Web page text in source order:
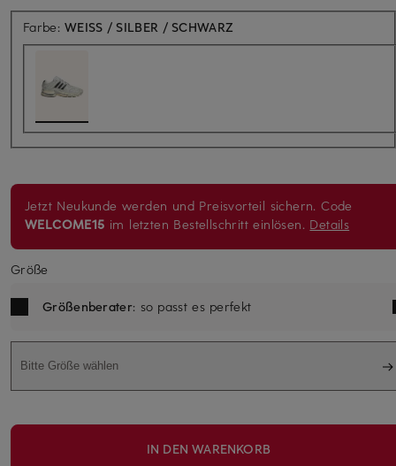
Farbe:WEISS / SILBER / SCHWARZ
Jetzt Neukunde werden und Preisvorteil sichern. Code
WELCOME15 im letzten Bestellschritt einlösen. Details
Größe
Größenberater: so passt es perfekt
Bitte Größe wählen
IN DEN WARENKORB